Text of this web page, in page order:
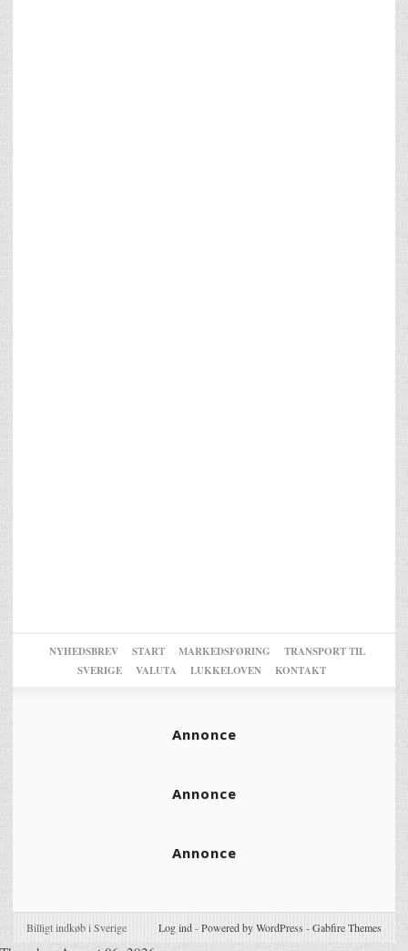
NYHEDSBREV START MARKEDSFØRING
TRANSPORT TIL
SVERIGE
VALUTA LUKKELOVEN KONTAKT
Annonce
Annonce
Annonce
Billigt indkøb i Sverige Log ind-Powered by WordPress -Gabfire Themes